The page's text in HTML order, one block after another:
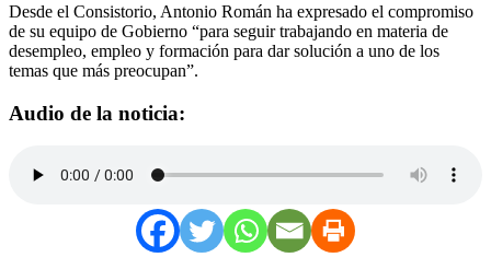
Desde el Consistorio, Antonio Román ha expresado el compromiso
de su equipo de Gobierno “para seguir trabajando en materia de
desempleo, empleo y formación para dar solución a uno de los
temas que más preocupan”.
Audio de la noticia: